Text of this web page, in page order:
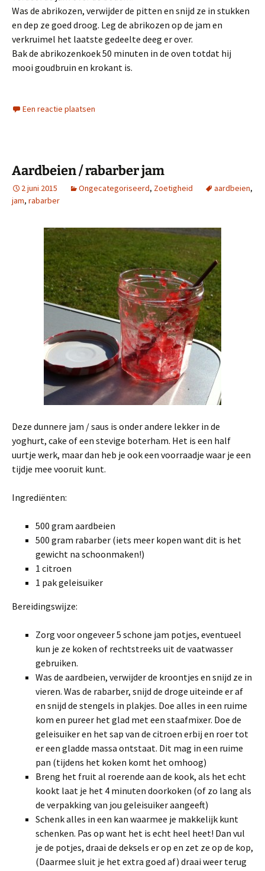
Was de abrikozen, verwijder de pitten en snijd ze in stukken
en dep ze goed droog. Leg de abrikozen op de jam en
verkruimel het laatste gedeelte deeg er over.
Bak de abrikozenkoek 50 minuten in de oven totdat hij
mooi goudbruin en krokant is.
Een reactie plaatsen
Aardbeien / rabarber jam
2 juni 2015 Ongecategoriseerd, Zoetigheid aardbeien,
jam, rabarber
Deze dunnere jam / saus is onder andere lekker in de
yoghurt, cake of een stevige boterham. Het is een half
uurtje werk, maar dan heb je ook een voorraadje waar je een
tijdje mee vooruit kunt.
Ingrediënten:
500 gram aardbeien
500 gram rabarber (iets meer kopen want dit is het
gewicht na schoonmaken!)
1 citroen
1 pak geleisuiker
Bereidingswijze:
Zorg voor ongeveer 5 schone jam potjes, eventueel
kun je ze koken of rechtstreeks uit de vaatwasser
gebruiken.
Was de aardbeien, verwijder de kroontjes en snijd ze in
vieren. Was de rabarber, snijd de droge uiteinde er af
en snijd de stengels in plakjes. Doe alles in een ruime
kom en pureer het glad met een staafmixer. Doe de
geleisuiker en het sap van de citroen erbij en roer tot
er een gladde massa ontstaat. Dit mag in een ruime
pan (tijdens het koken komt het omhoog)
Breng het fruit al roerende aan de kook, als het echt
kookt laat je het 4 minuten doorkoken (of zo lang als
de verpakking van jou geleisuiker aangeeft)
Schenk alles in een kan waarmee je makkelijk kunt
schenken. Pas op want het is echt heel heet! Dan vul
je de potjes, draai de deksels er op en zet ze op de kop,
(Daarmee sluit je het extra goed af) draai weer terug